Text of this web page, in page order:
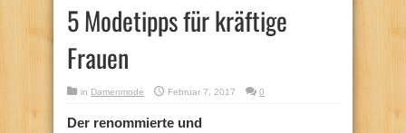
5 Modetipps für kräftige
Frauen
in Damenmode Februar 7, 2017 0
Der renommierte und